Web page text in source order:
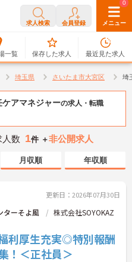
求人検索 会員登録 メニュー
一覧
0
保存した求人
0
最近見た求人
埼玉県 さいたま市大宮区 埼
アマネジャーの求人・転職
人数 1件 ＋非公開求人
月収順 年収順
更新日：2026年07月30日
ターそよ風
株式会社SOYOKAZ
利厚生充実◎特別報酬
！＜正社員＞